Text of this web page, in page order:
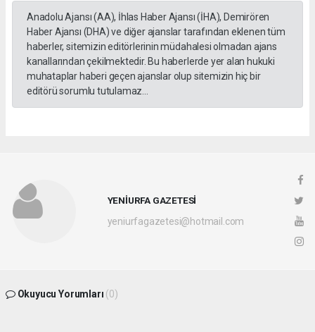
Anadolu Ajansı (AA), İhlas Haber Ajansı (İHA), Demirören
Haber Ajansı (DHA) ve diğer ajanslar tarafından eklenen tüm
haberler, sitemizin editörlerinin müdahalesi olmadan ajans
kanallarından çekilmektedir. Bu haberlerde yer alan hukuki
muhataplar haberi geçen ajanslar olup sitemizin hiç bir
editörü sorumlu tutulamaz...
YENİURFA GAZETESİ
yeniurfagazetesi@hotmail.com
Okuyucu Yorumları (0)